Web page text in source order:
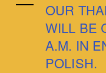
OUR
WILL BE
A.M. IN
POLISH.